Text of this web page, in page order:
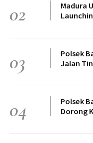
02
Madura
03
Polsek
Jalan
04
Polsek
Dorong